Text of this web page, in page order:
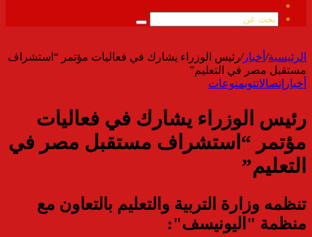
الموقع
بحث
الرئيسية/ أخبار/رئيس الوزراء يشارك في فعاليات مؤتمر “استشراف
مستقبل مصر في التعليم”
أخبار إتصالاتتوبمنوعات
رئيس الوزراء يشارك في فعاليات
مؤتمر “استشراف مستقبل مصر في
التعليم”
تنظمه وزارة التربية والتعليم بالتعاون مع
منظمة "اليونيسف":